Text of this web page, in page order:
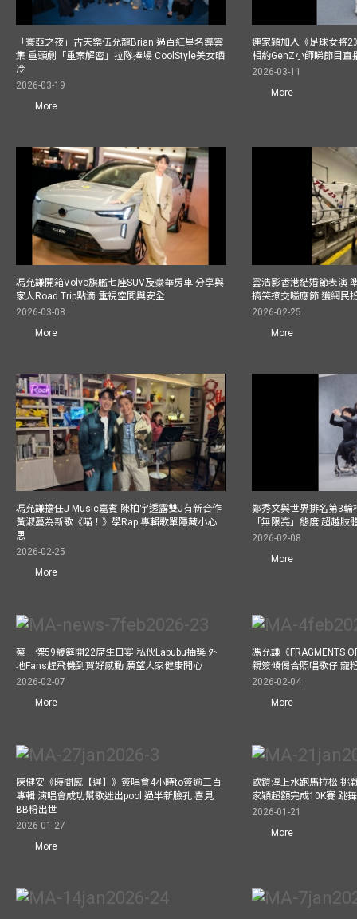
「寰亞之夜」古天樂伍允龍Brian 過百紅星名導雲
集 重頭劇「重案解密」拉隊捧場 CoolStyle美女晒
冷
2026-03-19
More
連家穎加入《足球女將
相約GenZ小師睇節目直
2026-03-11
More
馮允謙開箱Volvo旗艦七座SUV及豪華房車 分享與
家人Road Trip點滴 重視空間與安全
2026-03-08
More
雲浩影香港結婚節表演
搞笑撩交嗌應節 獲網民
2026-02-25
More
馮允謙擔任J Music嘉賓 陳柏宇透露雙J有新合作
黃淑蔓為新歌《喵！》學Rap 專輯歌單隱藏小心
思
2026-02-25
More
鄭秀文與世界排名第3輪
「無限亮」態度 超越肢
2026-02-08
More
蔡一傑59歲筵開22席生日宴 私伙Labubu抽獎 外
地Fans趕飛機到賀好感動 願望大家健康開心
2026-02-07
More
馮允謙《FRAGMENTS
親簽傾偈合照唱歌仔 寵
2026-02-04
More
陳健安《時間感【遲】》簽唱會4小時to簽逾三百
專輯 演唱會成功幫歌迷出pool 過半新臉孔 喜見
BB粉出世
2026-01-27
More
歐鎧淳上水跑馬拉松 挑
家穎超額完成10K賽 跳
2026-01-21
More